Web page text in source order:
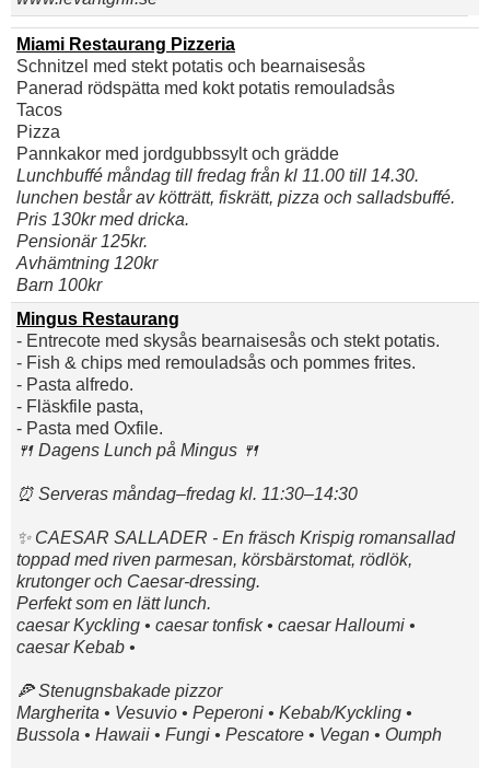
Miami Restaurang Pizzeria
Schnitzel med stekt potatis och bearnaisesås
Panerad rödspätta med kokt potatis remouladsås
Tacos
Pizza
Pannkakor med jordgubbssylt och grädde
Lunchbuffé måndag till fredag från kl 11.00 till 14.30.
lunchen består av kötträtt, fiskrätt, pizza och salladsbuffé.
Pris 130kr med dricka.
Pensionär 125kr.
Avhämtning 120kr
Barn 100kr
Mingus Restaurang
- Entrecote med skysås bearnaisesås och stekt potatis.
- Fish & chips med remouladsås och pommes frites.
- Pasta alfredo.
- Fläskfile pasta,
- Pasta med Oxfile.
🍴 Dagens Lunch på Mingus 🍴
⏰ Serveras måndag–fredag kl. 11:30–14:30
✨ CAESAR SALLADER - En fräsch Krispig romansallad
toppad med riven parmesan, körsbärstomat, rödlök,
krutonger och Caesar-dressing.
Perfekt som en lätt lunch.
caesar Kyckling • caesar tonfisk • caesar Halloumi •
caesar Kebab •
🍕 Stenugnsbakade pizzor
Margherita • Vesuvio • Peperoni • Kebab/Kyckling •
Bussola • Hawaii • Fungi • Pescatore • Vegan • Oumph